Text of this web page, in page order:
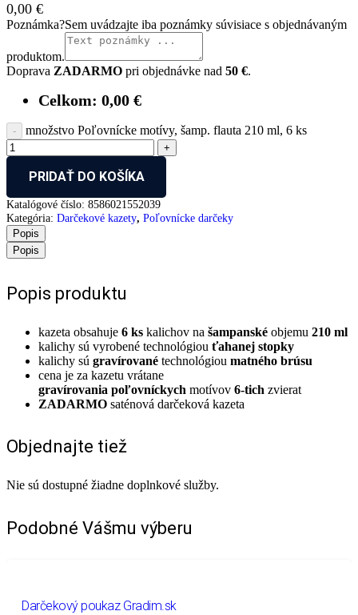
0,00 €
Poznámka?Sem uvádzajte iba poznámky súvisiace s objednávaným
produktom.
Doprava ZADARMO pri objednávke nad 50 €.
Celkom: 0,00 €
množstvo Poľovnícke motívy, šamp. flauta 210 ml, 6 ks
PRIDAŤ DO KOŠÍKA
Katalógové číslo: 8586021552039
Kategória: Darčekové kazety, Poľovnícke darčeky
Popis
Popis
Popis produktu
kazeta obsahuje 6 ks kalichov na šampanské objemu 210 ml
kalichy sú vyrobené technológiou ťahanej stopky
kalichy sú gravírované technológiou matného brúsu
cena je za kazetu vrátane
gravírovania poľovníckych motívov 6-tich zvierat
ZADARMO saténová darčeková kazeta
Objednajte tiež
Nie sú dostupné žiadne doplnkové služby.
Podobné Vášmu výberu
Darčekový poukaz Gradim.sk